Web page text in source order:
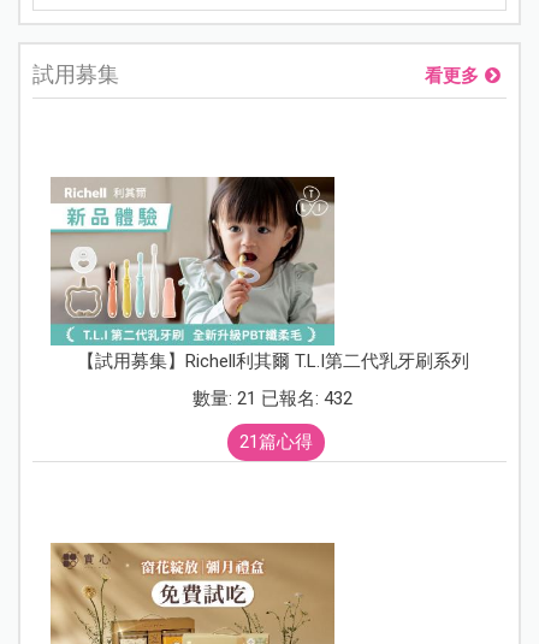
試用募集 看更多
【試用募集】Richell利其爾 T.L.I第二代乳牙刷系列
數量: 21 已報名: 432
21篇心得